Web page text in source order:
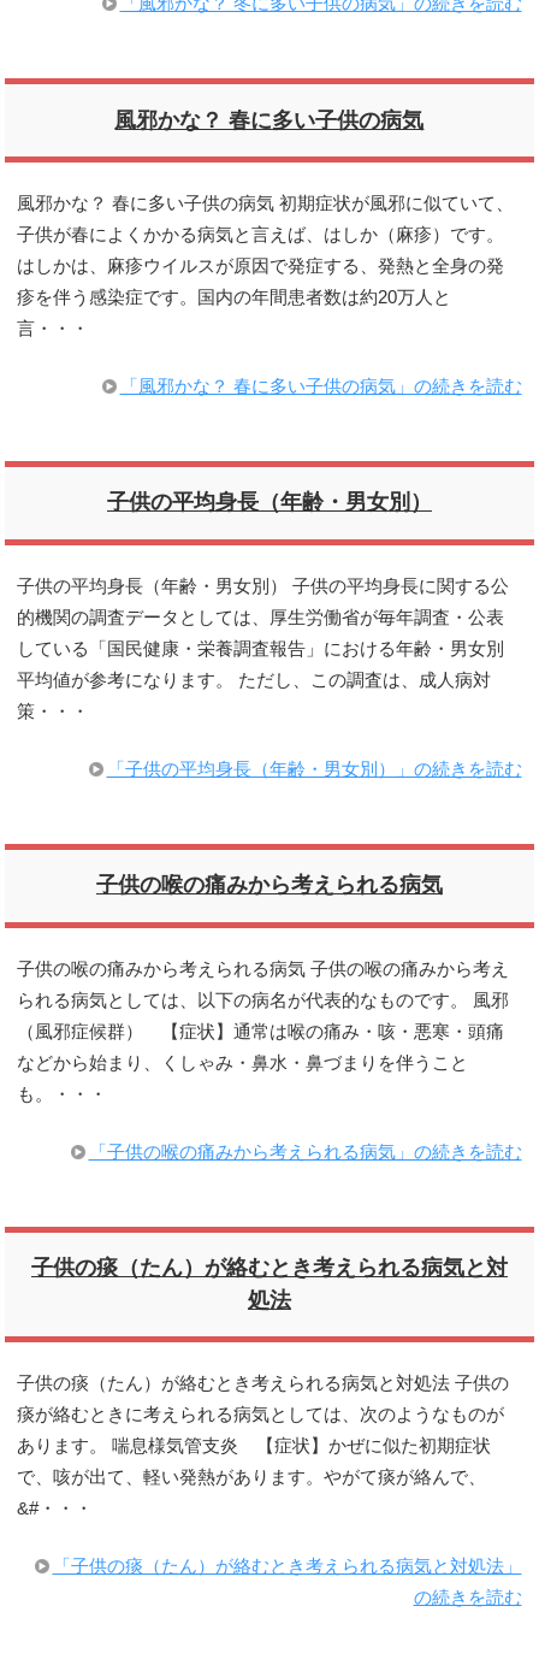
「風邪かな？ 冬に多い子供の病気」の続きを読む
風邪かな？ 春に多い子供の病気
風邪かな？ 春に多い子供の病気 初期症状が風邪に似ていて、
子供が春によくかかる病気と言えば、はしか（麻疹）です。
はしかは、麻疹ウイルスが原因で発症する、発熱と全身の発
疹を伴う感染症です。国内の年間患者数は約20万人と
言・・・
「風邪かな？ 春に多い子供の病気」の続きを読む
子供の平均身長（年齢・男女別）
子供の平均身長（年齢・男女別） 子供の平均身長に関する公
的機関の調査データとしては、厚生労働省が毎年調査・公表
している「国民健康・栄養調査報告」における年齢・男女別
平均値が参考になります。 ただし、この調査は、成人病対
策・・・
「子供の平均身長（年齢・男女別）」の続きを読む
子供の喉の痛みから考えられる病気
子供の喉の痛みから考えられる病気 子供の喉の痛みから考え
られる病気としては、以下の病名が代表的なものです。 風邪
（風邪症候群） 【症状】通常は喉の痛み・咳・悪寒・頭痛
などから始まり、くしゃみ・鼻水・鼻づまりを伴うこと
も。・・・
「子供の喉の痛みから考えられる病気」の続きを読む
子供の痰（たん）が絡むとき考えられる病気と対
処法
子供の痰（たん）が絡むとき考えられる病気と対処法 子供の
痰が絡むときに考えられる病気としては、次のようなものが
あります。 喘息様気管支炎 【症状】かぜに似た初期症状
で、咳が出て、軽い発熱があります。やがて痰が絡んで、
&#・・・
「子供の痰（たん）が絡むとき考えられる病気と対処法」
の続きを読む